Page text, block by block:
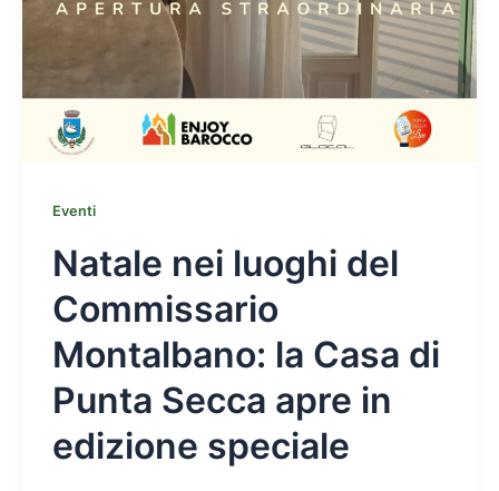
Eventi
Natale nei luoghi del
Commissario
Montalbano: la Casa di
Punta Secca apre in
edizione speciale